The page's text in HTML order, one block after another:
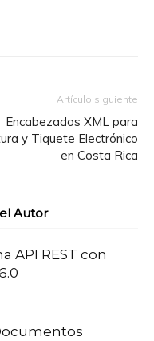
Artículo siguiente
Encabezados XML para
y Tiquete Electrónico
en Costa Rica
Autor
API REST con